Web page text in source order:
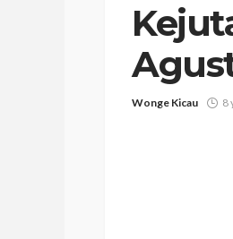
Wonge Kicau 8